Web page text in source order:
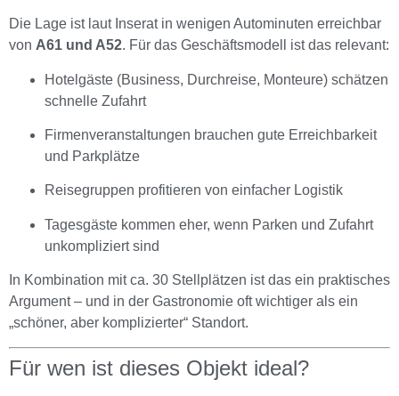
Die Lage ist laut Inserat in wenigen Autominuten erreichbar
von A61 und A52. Für das Geschäftsmodell ist das relevant:
Hotelgäste (Business, Durchreise, Monteure) schätzen
schnelle Zufahrt
Firmenveranstaltungen brauchen gute Erreichbarkeit
und Parkplätze
Reisegruppen profitieren von einfacher Logistik
Tagesgäste kommen eher, wenn Parken und Zufahrt
unkompliziert sind
In Kombination mit ca. 30 Stellplätzen ist das ein praktisches
Argument – und in der Gastronomie oft wichtiger als ein
„schöner, aber komplizierter“ Standort.
Für wen ist dieses Objekt ideal?